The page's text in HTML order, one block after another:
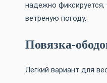
надежно
ветреную погоду.
Повязка-
Легкий вариант для